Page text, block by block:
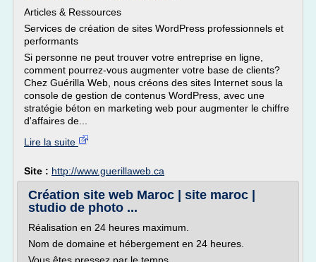
Articles & Ressources
Services de création de sites WordPress professionnels et
performants
Si personne ne peut trouver votre entreprise en ligne,
comment pourrez-vous augmenter votre base de clients?
Chez Guérilla Web, nous créons des sites Internet sous la
console de gestion de contenus WordPress, avec une
stratégie béton en marketing web pour augmenter le chiffre
d'affaires de...
Lire la suite
Site : http://www.guerillaweb.ca
Création site web Maroc | site maroc |
studio de photo ...
Réalisation en 24 heures maximum.
Nom de domaine et hébergement en 24 heures.